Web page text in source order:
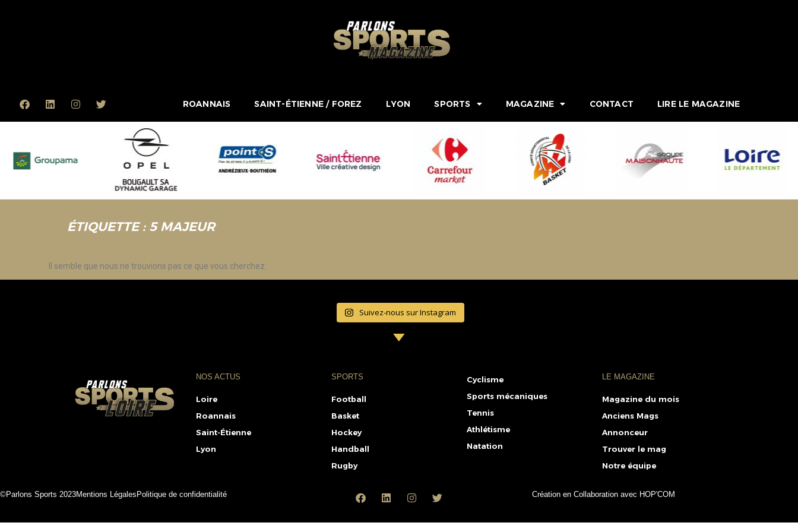
ROANNAIS SAINT-ÉTIENNE / FOREZ LYON SPORTS MAGAZINE CONTACT LIRE LE MAGAZINE
ÉTIQUETTE : 5 MAJEUR
Il semble que nous ne trouvions pas ce que vous cherchez.
Suivez-nous sur Instagram
NOS ACTUS
Loire
Roannais
Saint-Étienne
Lyon
SPORTS
Football
Basket
Hockey
Handball
Rugby
Cyclisme
Sports mécaniques
Tennis
Athlétisme
Natation
LE MAGAZINE
Magazine du mois
Anciens Mags
Annonceur
Trouver le mag
Notre équipe
©Parlons Sports 2023Mentions Légales Politique de confidentialité Création en Collaboration avec HOP'COM